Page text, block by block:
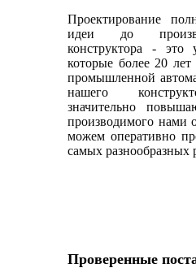
Проектирование
идеи до
конструктора - это
которые более 20
промышленной
нашего
значительно
производимого нами
можем оперативно
самых разнообразных
Проверенные